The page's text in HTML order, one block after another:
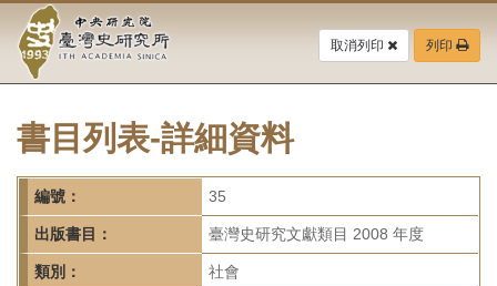
要
中
央
研
究
院-
臺
取消列印 列印
書目列表-詳細資料
編號： 35
出版書目： 臺灣史研究文獻類目 2008 年度
類別： 社會